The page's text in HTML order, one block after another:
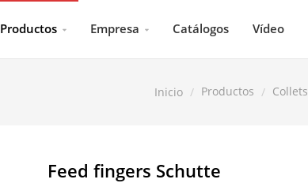
Productos Empresa Catálogos Vídeo
Inicio Productos Collets
Feed fingers Schutte